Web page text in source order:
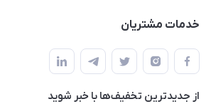
حساب کاربری
لیست محصولات
درباره ما
خدمات مشتریان
قوانین و مقررات
حریم خصوصی
راهنما
از جدید‌ترین تخفیف‌ها با‌ خبر شوید